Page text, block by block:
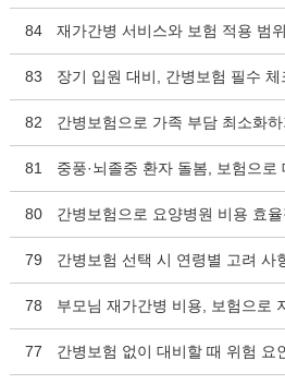
84 재가간병 서비스와 보험 적용 범
83 장기 입원 대비, 간병보험 필수 체
82 간병보험으로 가족 부담 최소화하
81 중풍·뇌졸중 환자 돌봄, 보험으로
80 간병보험으로 요양병원 비용 효
79 간병보험 선택 시 연령별 고려 사
78 부모님 재가간병 비용, 보험으로
77 간병보험 없이 대비할 때 위험 요